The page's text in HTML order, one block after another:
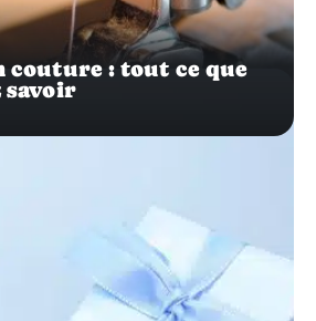
couture : tout ce que
savoir